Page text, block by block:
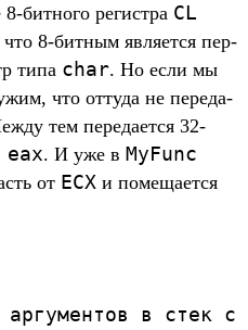
бит­ного регис­тра CL
8-бит­ным явля­ется пер­
типа char. Но если мы
что отту­да не переда­
тем переда­ется 32-
eax. И уже в MyFunc
от ECX и помеща­ется
аргументов в стек с